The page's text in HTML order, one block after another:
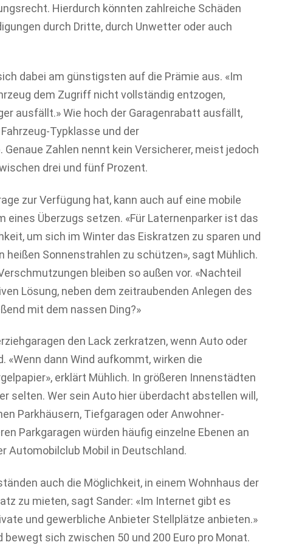
Hierdurch könnten zahlreiche Schäden
durch Dritte, durch Unwetter oder auch
dabei am günstigsten auf die Prämie aus. «Im
dem Zugriff nicht vollständig entzogen,
ausfällt.» Wie hoch der Garagenrabatt ausfällt,
Typklasse und der
Zahlen nennt kein Versicherer, meist jedoch
drei und fünf Prozent.
zur Verfügung hat, kann auch auf eine mobile
eines Überzugs setzen. «Für Laternenparker ist das
um sich im Winter das Eiskratzen zu sparen und
heißen Sonnenstrahlen zu schützen», sagt Mühlich.
bleiben so außen vor. «Nachteil
Lösung, neben dem zeitraubenden Anlegen des
mit dem nassen Ding?»
den Lack zerkratzen, wenn Auto oder
«Wenn dann Wind aufkommt, wirken die
erklärt Mühlich. In größeren Innenstädten
selten. Wer sein Auto hier überdacht abstellen will,
Parkhäusern, Tiefgaragen oder Anwohner-
Parkgaragen würden häufig einzelne Ebenen an
Automobilclub Mobil in Deutschland.
auch die Möglichkeit, in einem Wohnhaus der
zu mieten, sagt Sander: «Im Internet gibt es
und gewerbliche Anbieter Stellplätze anbieten.»
bewegt sich zwischen 50 und 200 Euro pro Monat.